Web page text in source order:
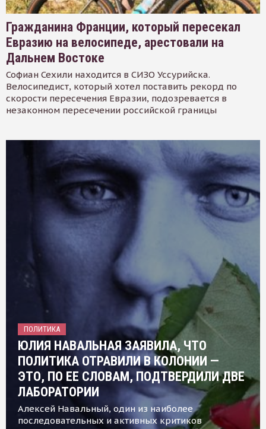
Гражданина Франции, который пересекал
Евразию на велосипеде, арестовали на
Дальнем Востоке
Софиан Сехили находится в СИЗО Уссурийска.
Велосипедист, который хотел поставить рекорд по
скорости пересечения Евразии, подозревается в
незаконном пересечении российской границы
ПОЛИТИКА
ЮЛИЯ НАВАЛЬНАЯ ЗАЯВИЛА, ЧТО
ПОЛИТИКА ОТРАВИЛИ В КОЛОНИИ —
ЭТО, ПО ЕЕ СЛОВАМ, ПОДТВЕРДИЛИ ДВЕ
ЛАБОРАТОРИИ
Алексей Навальный, один из наиболее
последовательных и активных критиков